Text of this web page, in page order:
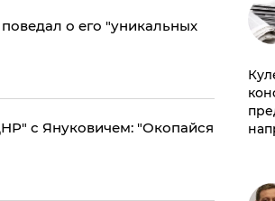
с Януковичем: "Окопайся